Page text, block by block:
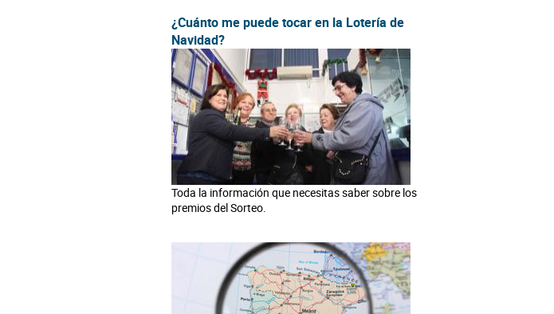
¿Cuánto me puede tocar en la Lotería de
Navidad?
Toda la información que necesitas saber sobre los
premios del Sorteo.